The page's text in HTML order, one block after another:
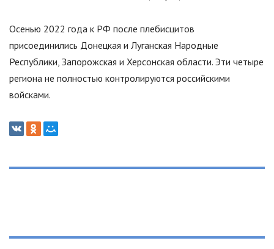
Осенью 2022 года к РФ после плебисцитов
присоединились Донецкая и Луганская Народные
Республики, Запорожская и Херсонская области. Эти четыре
региона не полностью контролируются российскими
войсками.